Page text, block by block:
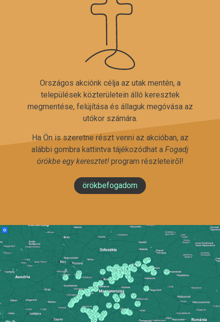
Országos akciónk célja az utak mentén, a
települések közterületein álló keresztek
megmentése, felújítása és állaguk megóvása az
utókor számára.
Ha Ön is szeretne részt venni az akcióban, az
alábbi gombra kattintva tájékozódhat a Fogadj
örökbe egy keresztet!program részleteiről!
örökbefogadom